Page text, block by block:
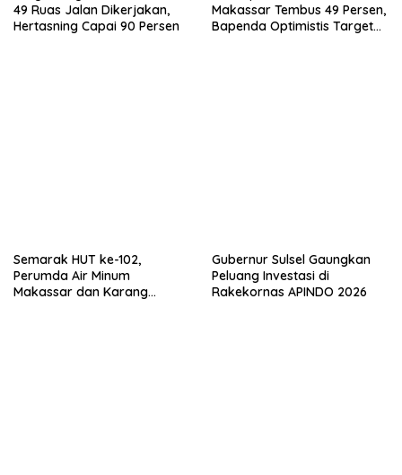
49 Ruas Jalan Dikerjakan,
Hertasning Capai 90 Persen
Makassar Tembus 49 Persen,
Bapenda Optimistis Target
Semarak HUT ke-102,
Perumda Air Minum
Makassar dan Karang
Gubernur Sulsel Gaungkan
Peluang Investasi di
Rakekornas APINDO 2026